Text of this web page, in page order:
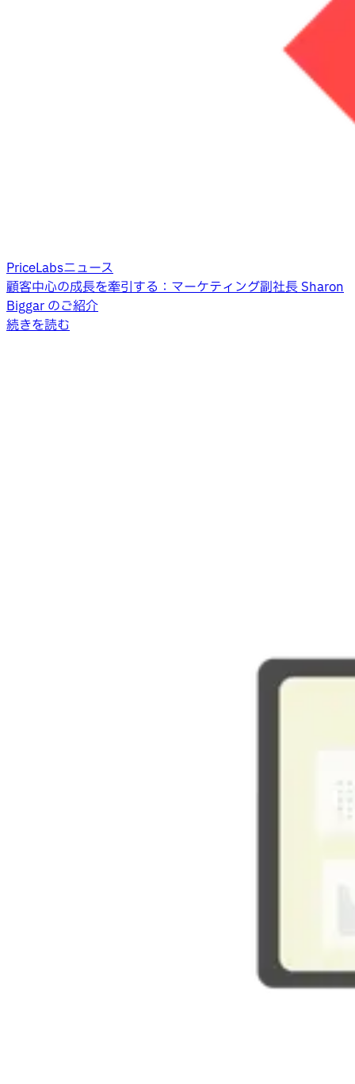
PriceLabsニュース
顧客中心の成長を牽引する：マーケティング副社長 Sharon
Biggar のご紹介
続きを読む